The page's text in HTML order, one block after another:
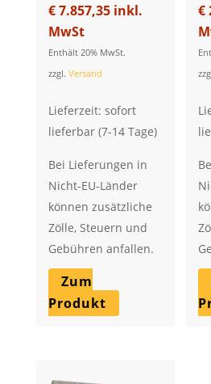
€7.857,35 inkl.
MwSt
Enthält 20% MwSt.
zzgl. Versand
Lieferzeit: sofort
lieferbar (7-14 Tage)
Bei Lieferungen in
Nicht-EU-Länder
können zusätzliche
Zölle, Steuern und
Gebühren anfallen.
Zum
Produkt
€